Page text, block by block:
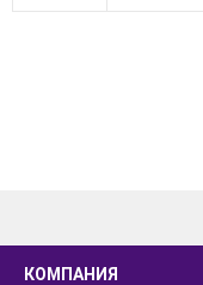
КОМПАНИЯ